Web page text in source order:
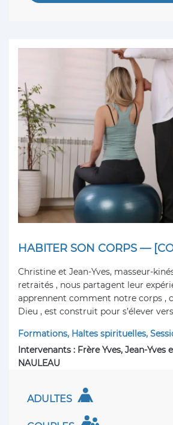
HABITER SON CORPS —
Christine et Jean-Yves, masseur-
retraités , nous partagent leur
apprennent comment notre corps ,
Dieu , est construit pour s’élever
Formations, Haltes spirituelles,
Intervenants : Frère Yves, Jean-Yves
NAULEAU
ADULTES